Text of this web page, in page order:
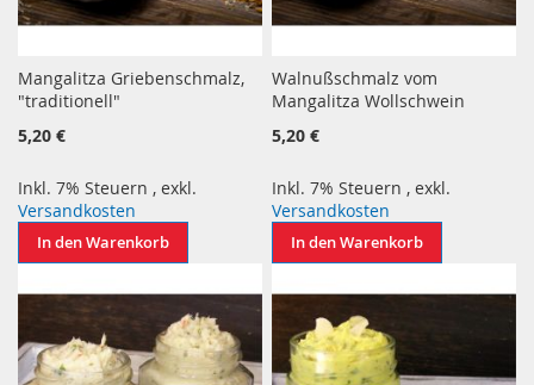
Mangalitza Griebenschmalz,
"traditionell"
5,20 €
Inkl. 7% Steuern , exkl.
Versandkosten
In den Warenkorb
Walnußschmalz vom
Mangalitza Wollschwein
5,20 €
Inkl. 7% Steuern ,exkl.
Versandkosten
In den Warenkorb